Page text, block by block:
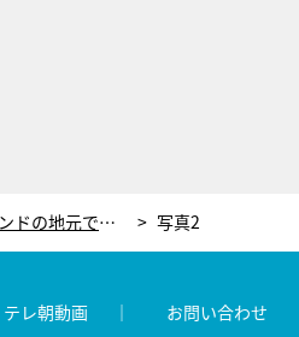
大泉洋、衝撃の事実に絶叫！サンドの地元で“2000人まで無料で配られる”グルメに人が殺到 写真2
テレ朝動画 お問い合わせ